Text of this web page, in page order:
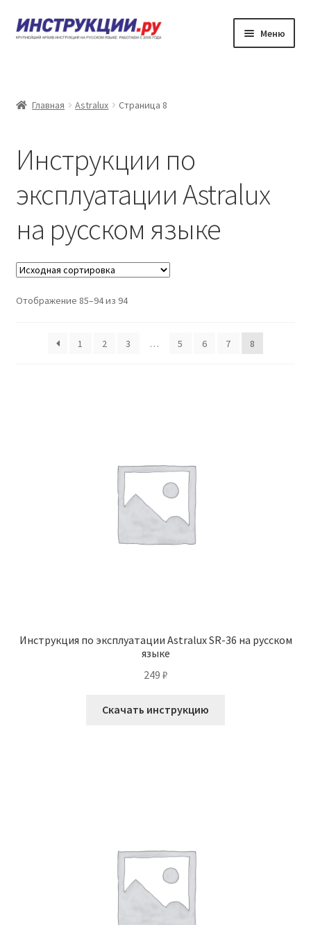
Перейти
к
Перейти
к
Меню
Каталог инструкций по эксплуатации
Личный кабинет
Главная Astralux Страница 8
Инструкции по
эксплуатации Astralux
на русском языке
Отображение 85–94 из 94
1 2 3 … 5 6 7 8
Инструкция по эксплуатации Astralux SR-36 на русском
языке
249 ₽
Скачать инструкцию